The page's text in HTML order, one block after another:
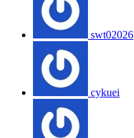
swt02026
cykuei